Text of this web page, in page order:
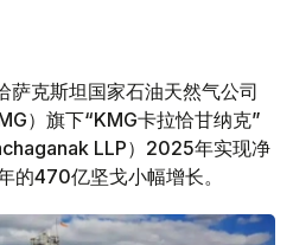
萨克斯坦国家石油天然气公司
）旗下“KMG卡拉恰甘纳克”
LLP）2025年实现净
470亿坚戈小幅增长。